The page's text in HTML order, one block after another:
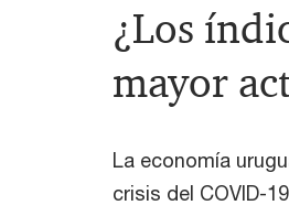
¿Los
mayor
La economía
crisis del COVID-